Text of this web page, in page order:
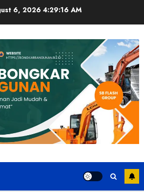
6, 20264:29:17 AM